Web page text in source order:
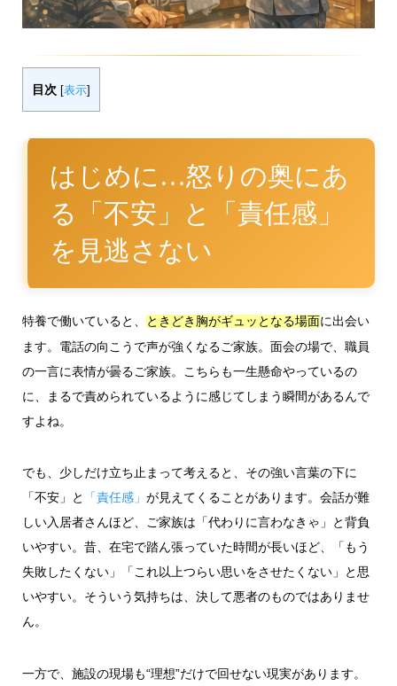
目次 表示]
はじめに…怒りの奥にあ
る「不安」と「責任感」
を見逃さない
特養で働いていると、 ときどき胸がギュッとなる場面に出会い
ます。電話の向こうで声が強くなるご家族。面会の場で、職員
の一言に表情が曇るご家族。こちらも一生懸命やっているの
に、まるで責められているように感じてしまう瞬間があるんで
すよね。
でも、少しだけ立ち止まって考えると、その強い言葉の下に
「不安」と
「責任感」 が見えてくることがあります。会話が難
しい入居者さんほど、ご家族は「代わりに言わなきゃ」と背負
いやすい。昔、在宅で踏ん張っていた時間が長いほど、「もう
失敗したくない」「これ以上つらい思いをさせたくない」と思
いやすい。そういう気持ちは、決して悪者のものではありませ
ん。
一方で、施設の現場も“理想”だけで回せない現実があります。